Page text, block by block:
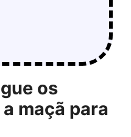
os
maçã para